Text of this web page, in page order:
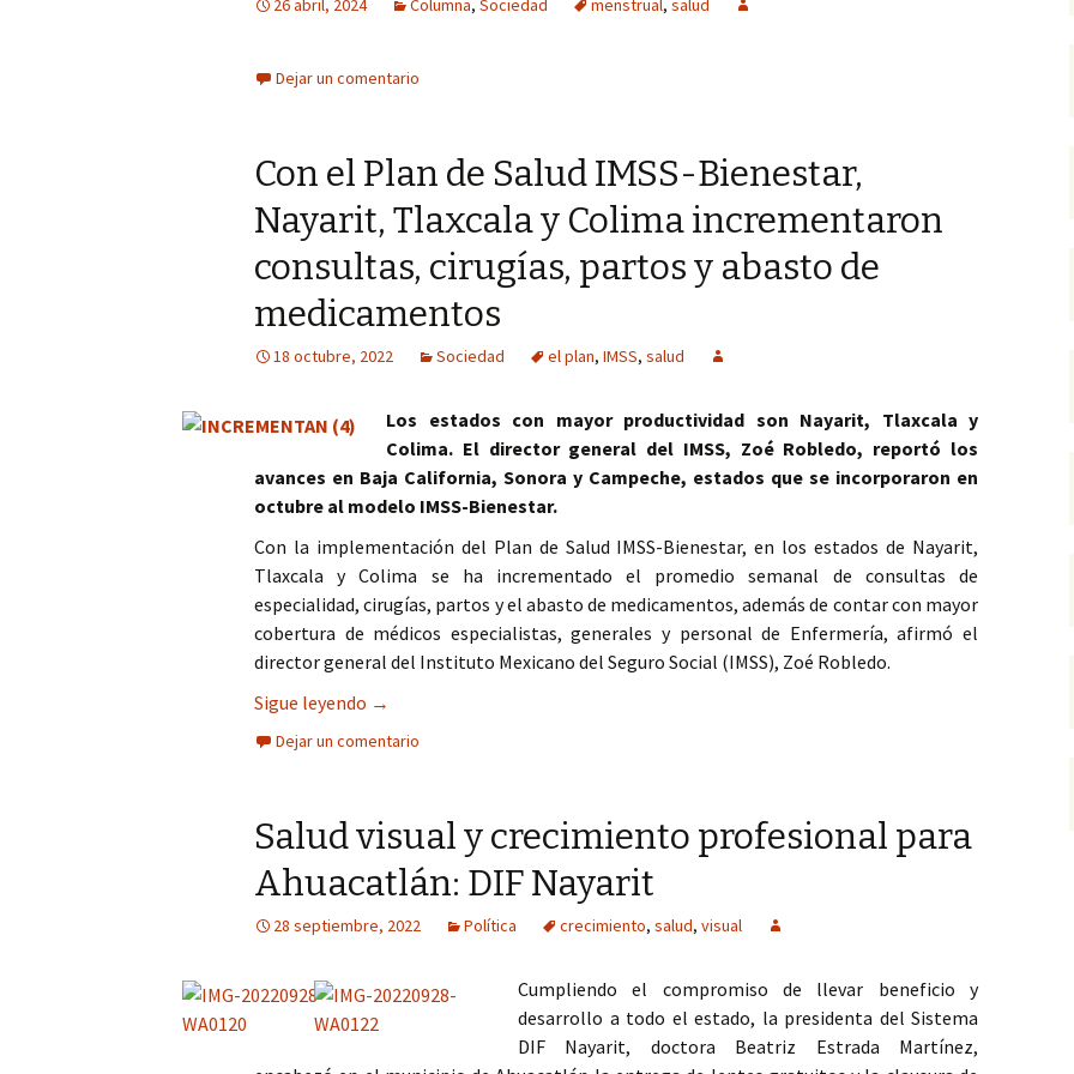
Opinión
26 abril, 2024 Columna, Sociedad menstrual, salud
Dejar un comentario
Con el Plan de Salud IMSS-Bienestar,
Nayarit, Tlaxcala y Colima incrementaron
consultas, cirugías, partos y abasto de
medicamentos
18 octubre, 2022 Sociedad el plan, IMSS, salud
Los estados con mayor productividad son Nayarit, Tlaxcala y
Colima. El director general del IMSS, Zoé Robledo, reportó los
avances en Baja California, Sonora y Campeche, estados que se incorporaron en
octubre al modelo IMSS-Bienestar.
Con la implementación del Plan de Salud IMSS-Bienestar, en los estados de Nayarit,
Tlaxcala y Colima se ha incrementado el promedio semanal de consultas de
especialidad, cirugías, partos y el abasto de medicamentos, además de contar con mayor
cobertura de médicos especialistas, generales y personal de Enfermería, afirmó el
director general del Instituto Mexicano del Seguro Social (IMSS), Zoé Robledo.
Sigue leyendo Con el Plan de Salud IMSS-Bienestar, Nayarit, Tlaxcala y Colima incrementaron
→
Dejar un comentario
Salud visual y crecimiento profesional para
Ahuacatlán: DIF Nayarit
28 septiembre, 2022 Política crecimiento, salud, visual
Cumpliendo el compromiso de llevar beneficio y
desarrollo a todo el estado, la presidenta del Sistema
DIF Nayarit, doctora Beatriz Estrada Martínez,